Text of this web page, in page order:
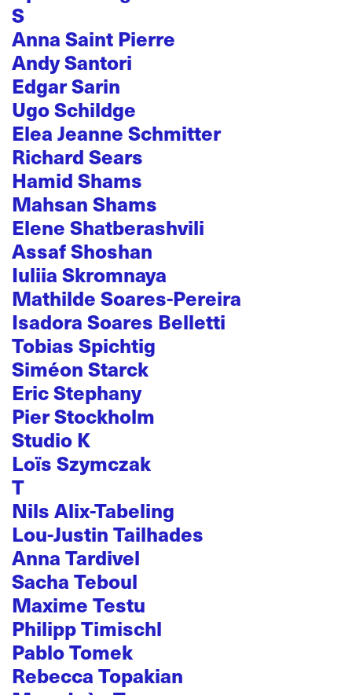
S
Anna Saint Pierre
Andy Santori
Edgar Sarin
Ugo Schildge
Elea Jeanne Schmitter
Richard Sears
Hamid Shams
Mahsan Shams
Elene Shatberashvili
Assaf Shoshan
Iuliia Skromnaya
Mathilde Soares-Pereira
Isadora Soares Belletti
Tobias Spichtig
Siméon Starck
Eric Stephany
Pier Stockholm
Studio K
Loïs Szymczak
T
Nils Alix-Tabeling
Lou-Justin Tailhades
Anna Tardivel
Sacha Teboul
Maxime Testu
Philipp Timischl
Pablo Tomek
Rebecca Topakian